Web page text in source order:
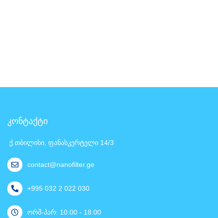
კონტაქტი
ქ.თბილისი, ფანასკერტელი 14/3
contact@nanofilter.ge
+995 032 2 022 030
ორშ-პარ: 10:00 - 18:00